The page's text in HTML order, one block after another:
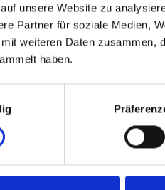
unsere Website zu
Partner für soziale Medien,
weiteren Daten zusammen,
haben.
Dachau Illesheim Landsberied
/ Grafing Ammerndorf
Pasing Putzbrunn